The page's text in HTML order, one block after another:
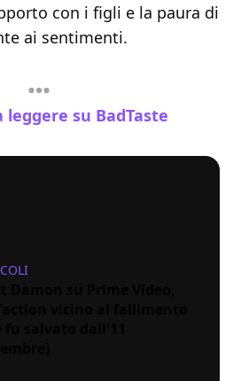
con i figli e la paura di
ai sentimenti.
leggere su BadTaste
Damon su Prime Video,
vicino al fallimento